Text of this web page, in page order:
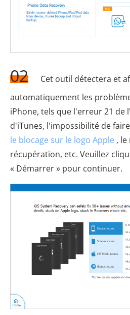
02
Cet outil détectera et
automatiquement les
iPhone, tels que l'erreur 21 de
d'iTunes, l'impossibilité de
le blocage sur le logo Apple ,
récupération, etc. Veuillez
« Démarrer » pour continuer.